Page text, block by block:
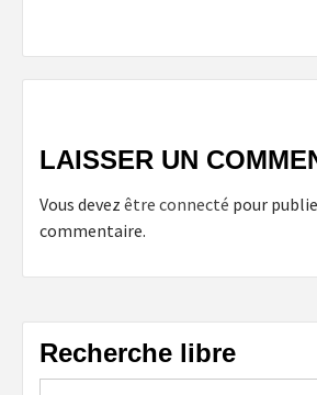
LAISSER UN
Vous devez être connecté pour
commentaire.
Recherche libre